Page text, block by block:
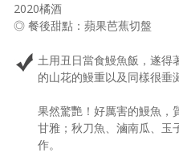
2020橘酒
◎ 餐後甜點：蘋果芭蕉切盤
土用丑日當食鰻魚飯，遂得
的山花的鰻重以及同樣很垂
果然驚艷！好厲害的鰻魚，
甘雅；秋刀魚、滷南瓜、玉
作。